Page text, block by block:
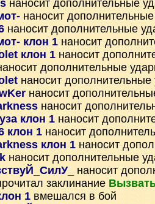
наносит дополнительные
наносит
наносит дополнительные
клон 1 наносит
клон 1 наносит
дополнительные
наносит
наносит
наносит
клон 1 наносит
клон 1 наносит
клон 1 наносит
наносит дополнительные
наносит
заклинание
1 вмешался в бой